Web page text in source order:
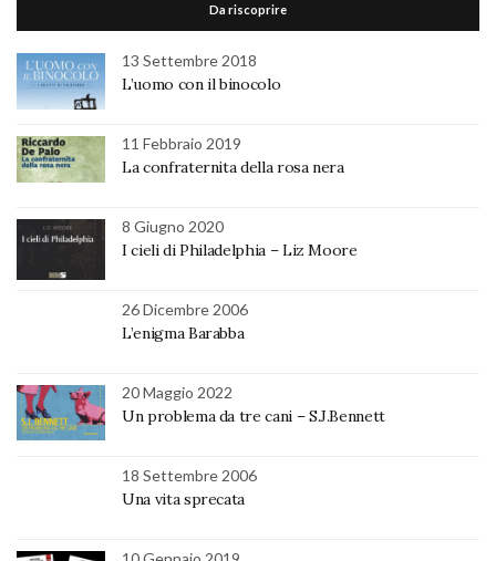
Da riscoprire
13 Settembre 2018
L’uomo con il binocolo
11 Febbraio 2019
La confraternita della rosa nera
8 Giugno 2020
I cieli di Philadelphia – Liz Moore
26 Dicembre 2006
L’enigma Barabba
20 Maggio 2022
Un problema da tre cani – S.J.Bennett
18 Settembre 2006
Una vita sprecata